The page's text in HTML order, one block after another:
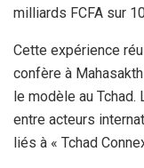
milliards FCFA sur
Cette expérience
confère à
le modèle au Tchad.
entre acteurs
liés à « Tchad